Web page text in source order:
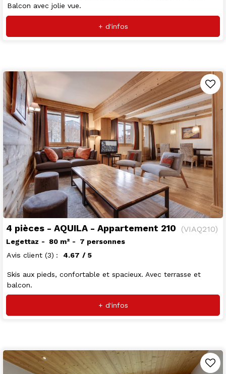
Balcon avec jolie vue.
+ d'infos
4 pièces - AQUILA - Appartement 210 (VIAQ210)
Legettaz 80 m²
7 personnes
Avis client (3) 4.67 / 5
Skis aux pieds, confortable et spacieux. Avec terrasse et
balcon.
+ d'infos